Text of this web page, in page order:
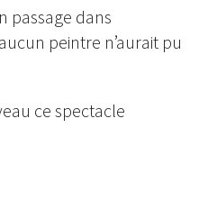
passage dans
peintre n’aurait pu
ce spectacle